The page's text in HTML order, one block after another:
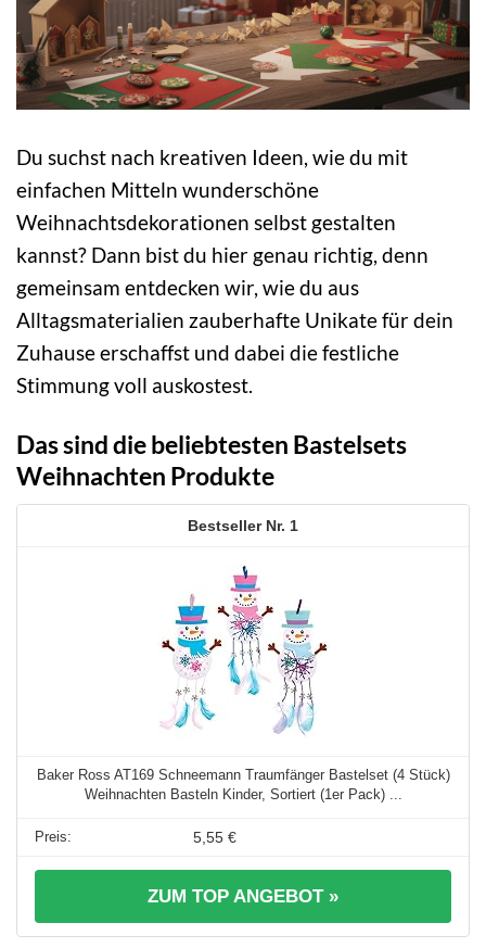
Du suchst nach kreativen Ideen, wie du mit
einfachen Mitteln wunderschöne
Weihnachtsdekorationen selbst gestalten
kannst? Dann bist du hier genau richtig, denn
gemeinsam entdecken wir, wie du aus
Alltagsmaterialien zauberhafte Unikate für dein
Zuhause erschaffst und dabei die festliche
Stimmung voll auskostest.
Das sind die beliebtesten Bastelsets
Weihnachten Produkte
1
Baker Ross AT169 Schneemann Traumfänger Bastelset (4 Stück)
Weihnachten Basteln Kinder, Sortiert (1er Pack) ...
5,55 €
ZUM TOP ANGEBOT »